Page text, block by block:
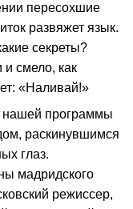
пересохшие
развяжет язык.
секреты?
и смело, как
«Наливай!»
программы
раскинувшимся
глаз.
мадридского
режиссер,